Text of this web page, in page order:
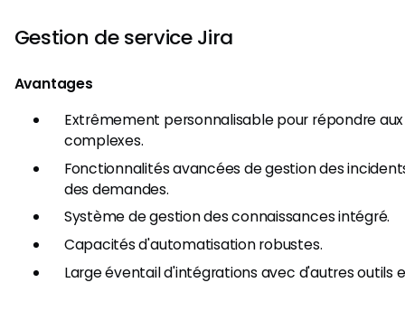
Gestion de service Jira
Avantages
Extrêmement personnalisable pour répondre
complexes.
Fonctionnalités avancées de gestion des
des demandes.
Système de gestion des connaissances intégré.
Capacités d'automatisation robustes.
Large éventail d'intégrations avec d'autres outils